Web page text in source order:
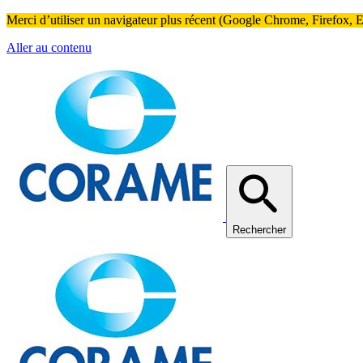
Merci d’utiliser un navigateur plus récent (Google Chrome, Firefox,
Aller au contenu
Rechercher